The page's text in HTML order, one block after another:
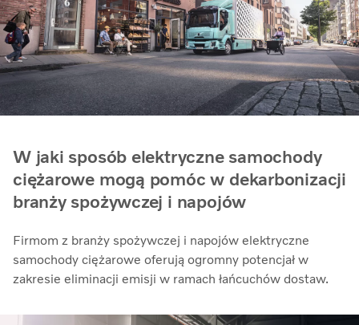
W jaki sposób elektryczne samochody
ciężarowe mogą pomóc w dekarbonizacji
branży spożywczej i napojów
Firmom z branży spożywczej i napojów elektryczne
samochody ciężarowe oferują ogromny potencjał w
zakresie eliminacji emisji w ramach łańcuchów dostaw.